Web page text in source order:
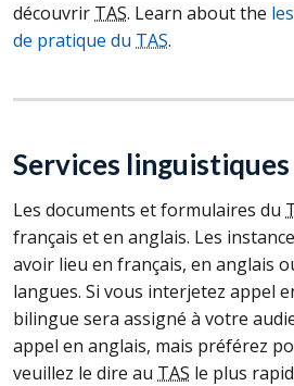
découvrir TAS. Learn about the
de pratique du TAS.
Services linguistiques
Les documents et formulaires du
français et en anglais. Les
avoir lieu en français, en anglais
langues. Si vous interjetez appel
bilingue sera assigné à votre
appel en anglais, mais préférez
veuillez le dire au TAS le plus